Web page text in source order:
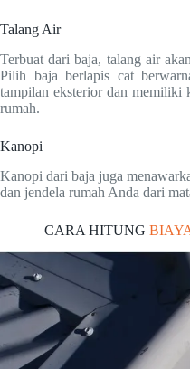
Talang Air
Terbuat dari baja, talang air
Pilih baja berlapis cat
tampilan eksterior dan memiliki
rumah.
Kanopi
Kanopi dari baja juga
dan jendela rumah Anda dari
CARA HITUNG